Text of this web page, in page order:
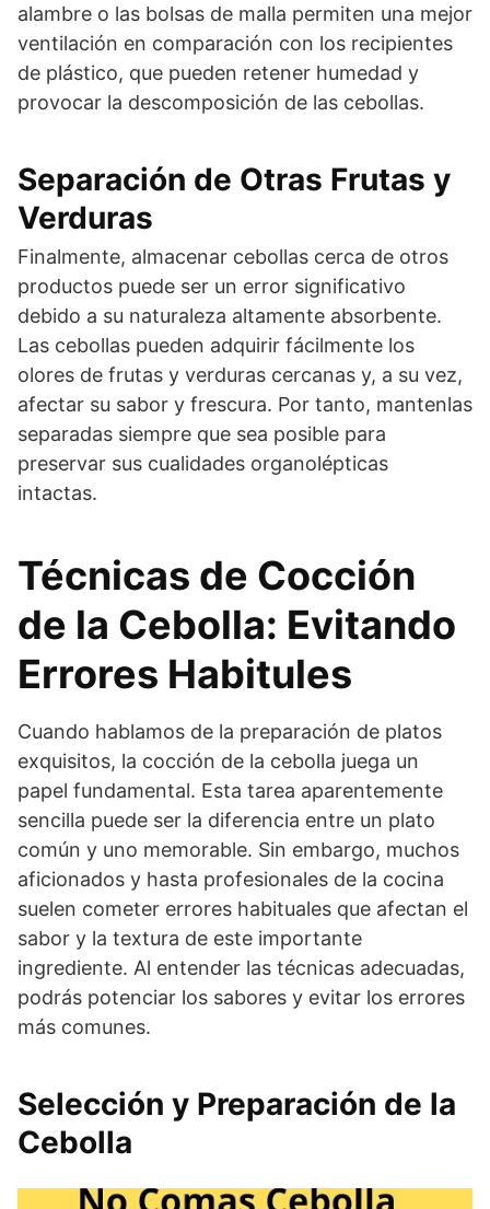
alambre o las bolsas de malla permiten una mejor
ventilación en comparación con los recipientes
de plástico, que pueden retener humedad y
provocar la descomposición de las cebollas.
Separación de Otras Frutas y
Verduras
Finalmente, almacenar cebollas cerca de otros
productos puede ser un error significativo
debido a su naturaleza altamente absorbente.
Las cebollas pueden adquirir fácilmente los
olores de frutas y verduras cercanas y, a su vez,
afectar su sabor y frescura. Por tanto, mantenlas
separadas siempre que sea posible para
preservar sus cualidades organolépticas
intactas.
Técnicas de Cocción
de la Cebolla: Evitando
Errores Habitules
Cuando hablamos de la preparación de platos
exquisitos, la cocción de la cebolla juega un
papel fundamental. Esta tarea aparentemente
sencilla puede ser la diferencia entre un plato
común y uno memorable. Sin embargo, muchos
aficionados y hasta profesionales de la cocina
suelen cometer errores habituales que afectan el
sabor y la textura de este importante
ingrediente. Al entender las técnicas adecuadas,
podrás potenciar los sabores y evitar los errores
más comunes.
Selección y Preparación de la
Cebolla